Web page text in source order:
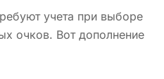
учета при выборе
очков. Вот дополнение